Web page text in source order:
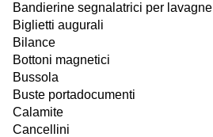
Bandierine segnalatrici per lavagne
Biglietti augurali
Bilance
Bottoni magnetici
Bussola
Buste portadocumenti
Calamite
Cancellini